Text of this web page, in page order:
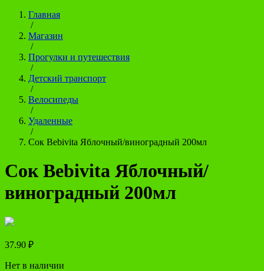
Главная
/
Магазин
/
Прогулки и путешествия
/
Детский транспорт
/
Велосипеды
/
Удаленные
/
Сок Bebivita Яблочный/виноградный 200мл
Сок Bebivita Яблочный/
виноградный 200мл
37.90 ₽
Нет в наличии